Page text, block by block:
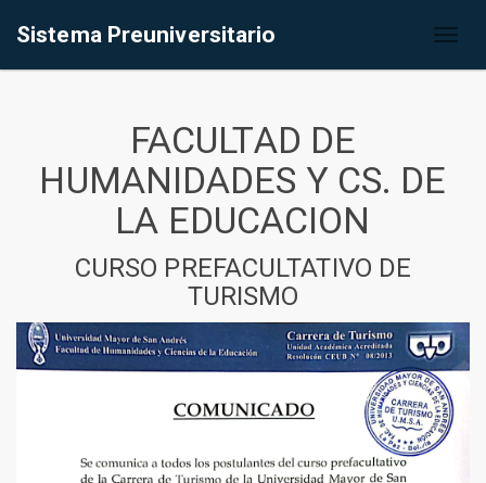
Sistema Preuniversitario
FACULTAD DE
HUMANIDADES Y CS. DE
LA EDUCACION
CURSO PREFACULTATIVO DE
TURISMO